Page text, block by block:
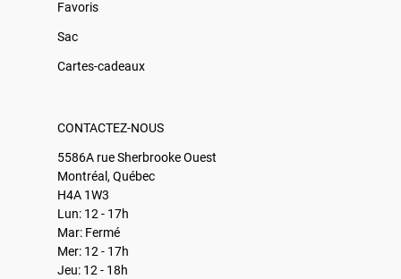
Favoris
Sac
Cartes-cadeaux
CONTACTEZ-NOUS
5586A rue Sherbrooke Ouest
Montréal, Québec
H4A 1W3
Lun: 12 - 17h
Mar: Fermé
Mer: 12 - 17h
Jeu: 12 - 18h